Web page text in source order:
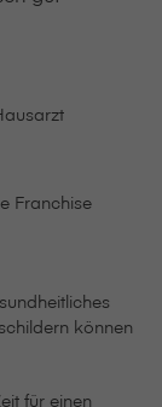
Franchise
können
für einen